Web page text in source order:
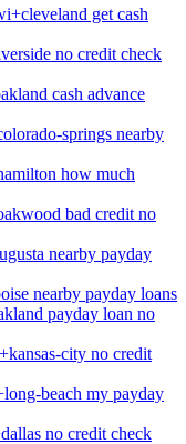
get cash
no credit check
cash advance
springs nearby
how much
bad credit no
nearby payday
nearby payday loans
payday loan no
city no credit
beach my payday
no credit check